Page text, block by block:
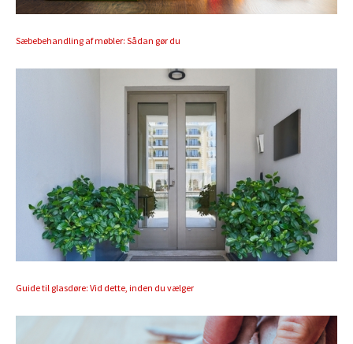
Sæbebehandling af møbler: Sådan gør du
Guide til glasdøre: Vid dette, inden du vælger